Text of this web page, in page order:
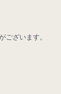
ございます。